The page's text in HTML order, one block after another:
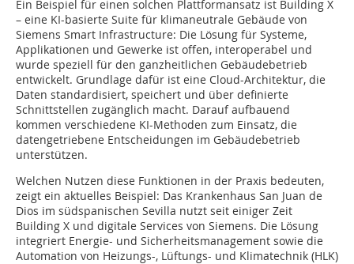
Ein Beispiel für einen solchen Plattformansatz ist Building X
– eine KI-basierte Suite für klimaneutrale Gebäude von
Siemens Smart Infrastructure: Die Lösung für Systeme,
Applikationen und Gewerke ist offen, interoperabel und
wurde speziell für den ganzheitlichen Gebäudebetrieb
entwickelt. Grundlage dafür ist eine Cloud-Architektur, die
Daten standardisiert, speichert und über definierte
Schnittstellen zugänglich macht. Darauf aufbauend
kommen verschiedene KI-Methoden zum Einsatz, die
datengetriebene Entscheidungen im Gebäudebetrieb
unterstützen.
Welchen Nutzen diese Funktionen in der Praxis bedeuten,
zeigt ein aktuelles Beispiel: Das Krankenhaus San Juan de
Dios im südspanischen Sevilla nutzt seit einiger Zeit
Building X und digitale Services von Siemens. Die Lösung
integriert Energie- und Sicherheitsmanagement sowie die
Automation von Heizungs-, Lüftungs- und Klimatechnik (HLK)